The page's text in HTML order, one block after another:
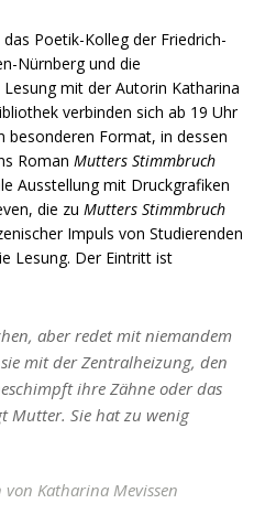
Poetik-Kolleg der Friedrich-
Nürnberg und die
mit der Autorin Katharina
verbinden sich ab 19 Uhr
besonderen Format, in dessen
Roman Mutters Stimmbruch
Ausstellung mit Druckgrafiken
die zu Mutters Stimmbruch
Impuls von Studierenden
Lesung. Der Eintritt ist
aber redet mit niemandem
mit der Zentralheizung, den
ihre Zähne oder das
Mutter. Sie hat zu wenig
Katharina Mevissen